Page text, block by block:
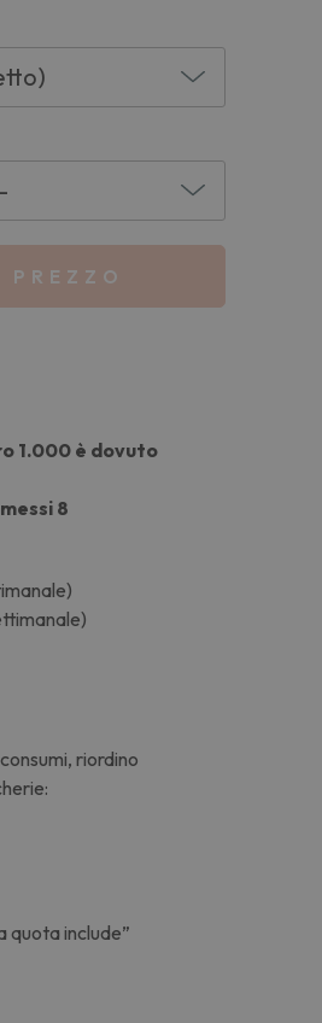
1.000 è dovuto
8
riordino
quota include”